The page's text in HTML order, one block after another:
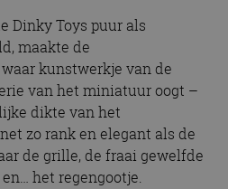
Dinky Toys puur als
maakte de
kunstwerkje van de
van het miniatuur oogt –
dikte van het
zo rank en elegant als de
de grille, de fraai gewelfde
het regengootje.